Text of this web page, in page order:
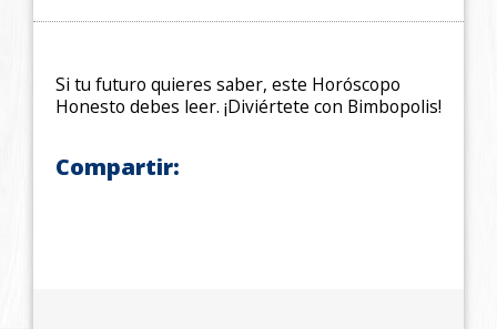
Si tu futuro quieres saber, este Horóscopo
Honesto debes leer. ¡Diviértete con Bimbopolis!
Compartir: